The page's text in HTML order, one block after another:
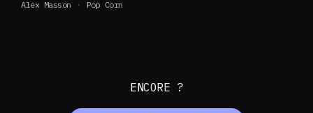
Alex Masson Pop Corn
ENCORE ?